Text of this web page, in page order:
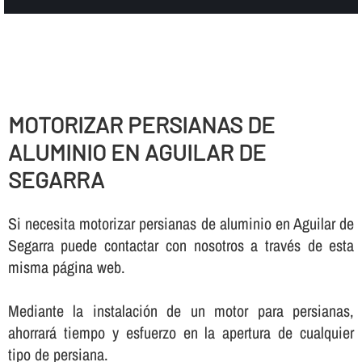
MOTORIZAR PERSIANAS DE
ALUMINIO EN AGUILAR DE
SEGARRA
Si necesita motorizar persianas de aluminio en Aguilar de
Segarra puede contactar con nosotros a través de esta
misma página web.
Mediante la instalación de un motor para persianas,
ahorrará tiempo y esfuerzo en la apertura de cualquier
tipo de persiana.